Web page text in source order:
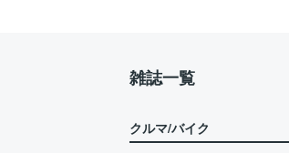
雑誌一覧
クルマ/バイク